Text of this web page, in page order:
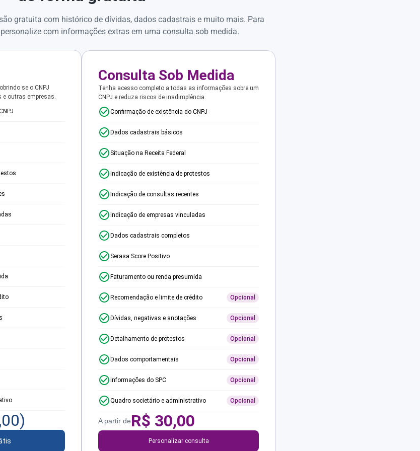
gratuita com histórico de dívidas, dados cadastrais e muito mais. Para
com informações extras em uma consulta sob medida.
se o CNPJ
outras empresas.
)
Consulta Sob Medida
Tenha acesso completo a todas as informações sobre um
CNPJ e reduza riscos de inadimplência.
Confirmação de existência do CNPJ
Dados cadastrais básicos
Situação na Receita Federal
Indicação de existência de protestos
Indicação de consultas recentes
Indicação de empresas vinculadas
Dados cadastrais completos
Serasa Score Positivo
Faturamento ou renda presumida
Recomendação e limite de crédito Opcional
Dívidas, negativas e anotações Opcional
Detalhamento de protestos Opcional
Dados comportamentais Opcional
Informações do SPC Opcional
Quadro societário e administrativo Opcional
A partir deR$ 30,00
Personalizar consulta